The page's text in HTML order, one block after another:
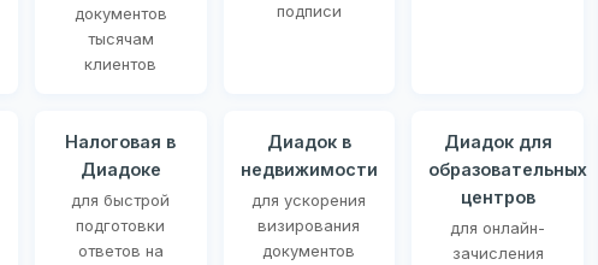
документов
тысячам
клиентов
подписи
Налоговая в
Диадоке
для быстрой
подготовки
ответов на
Диадок в
недвижимости
для ускорения
визирования
документов
Диадок для
образовательных
центров
для онлайн-
зачисления